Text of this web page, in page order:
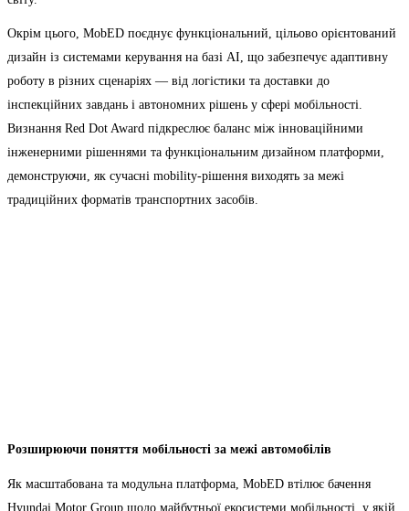
Окрім цього, MobED поєднує функціональний, цільово орієнтований
дизайн із системами керування на базі AI, що забезпечує адаптивну
роботу в різних сценаріях — від логістики та доставки до
інспекційних завдань і автономних рішень у сфері мобільності.
Визнання Red Dot Award підкреслює баланс між інноваційними
інженерними рішеннями та функціональним дизайном платформи,
демонструючи, як сучасні mobility-рішення виходять за межі
традиційних форматів транспортних засобів.
Розширюючи поняття мобільності за межі автомобілів
Як масштабована та модульна платформа, MobED втілює бачення
Hyundai Motor Group щодо майбутньої екосистеми мобільності, у якій